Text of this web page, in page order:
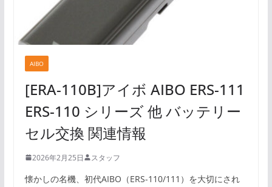
AIBO
[ERA-110B]アイボ AIBO ERS-111
ERS-110 シリーズ 他 バッテリー
セル交換 関連情報
2026年2月25日 スタッフ
懐かしの名機、初代AIBO（ERS-110/111）を大切にされ